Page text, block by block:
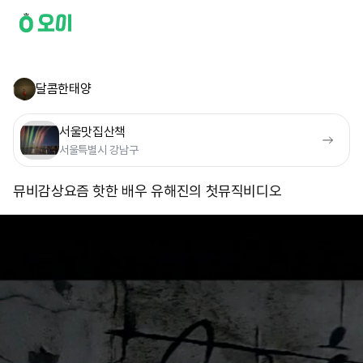
달콤한태양
서울맛집산책
서울특별시 강남구
뮤비감상 ​요즘 핫한 배우 유해진의 첫뮤직비디오